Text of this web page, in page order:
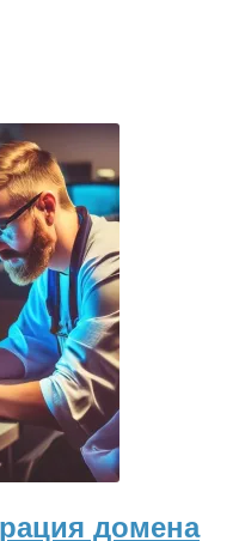
домена